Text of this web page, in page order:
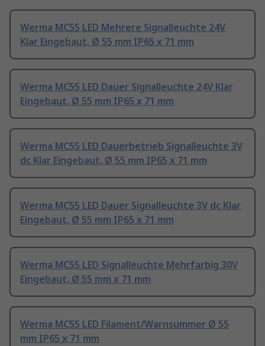
Werma MC55 LED Mehrere Signalleuchte 24V
Klar Eingebaut, Ø 55 mm IP65 x 71 mm
Werma MC55 LED Dauer Signalleuchte 24V Klar
Eingebaut, Ø 55 mm IP65 x 71 mm
Werma MC55 LED Dauerbetrieb Signalleuchte 3V
dc Klar Eingebaut, Ø 55 mm IP65 x 71 mm
Werma MC55 LED Dauer Signalleuchte 3V dc Klar
Eingebaut, Ø 55 mm IP65 x 71 mm
Werma MC55 LED Signalleuchte Mehrfarbig 30V
Eingebaut, Ø 55 mm x 71 mm
Werma MC55 LED Filament/Warnsummer Ø 55
mm IP65 x 71 mm